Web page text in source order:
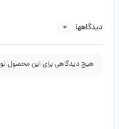
دیدگاهها 0
هیچ دیدگاهی برای این محصول